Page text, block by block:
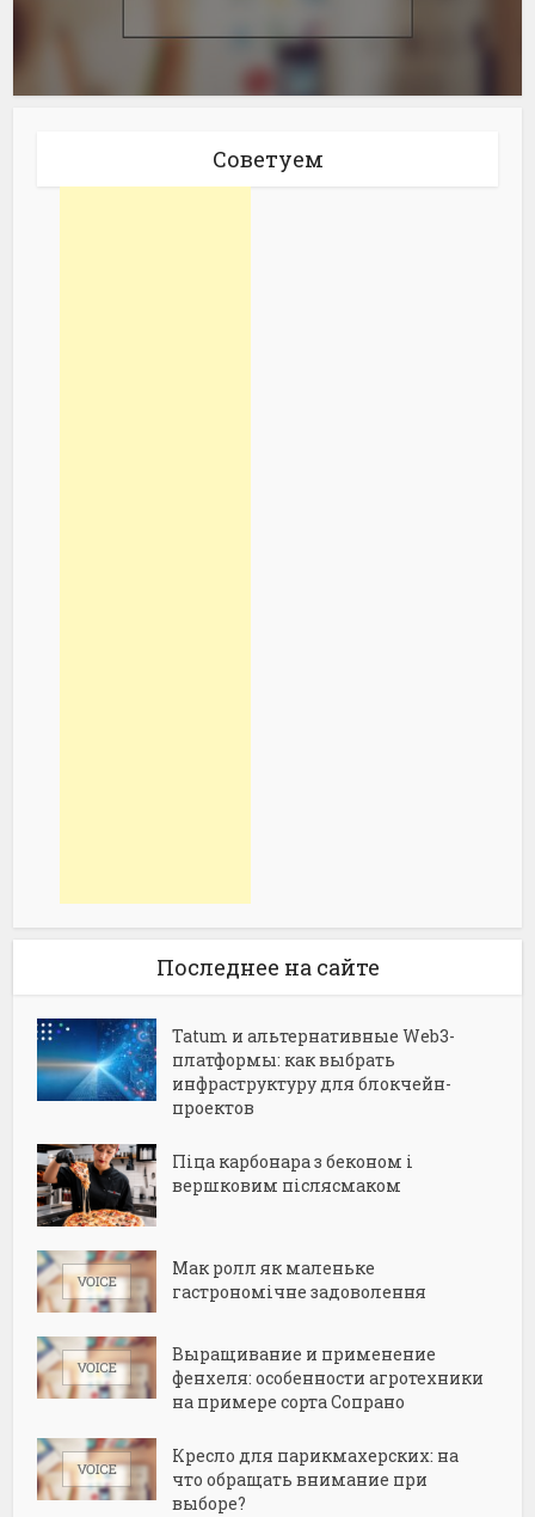
Советуем
Последнее на сайте
Tatum и альтернативные Web3-
платформы: как выбрать
инфраструктуру для блокчейн-
проектов
Піца карбонара з беконом і
вершковим післясмаком
Мак ролл як маленьке
гастрономічне задоволення
Выращивание и применение
фенхеля: особенности агротехники
на примере сорта Сопрано
Кресло для парикмахерских: на
что обращать внимание при
выборе?